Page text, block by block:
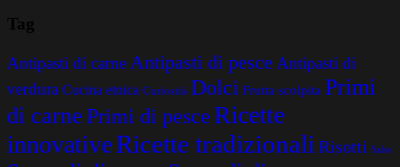
Tag
Antipasti di carne Antipasti di pesce Antipasti di
verdura Cucina etnica Curiosità Dolci Frutta scolpita Primi
di carnePrimi di pesceRicette
innovativeRicette tradizionali Risotti Salse